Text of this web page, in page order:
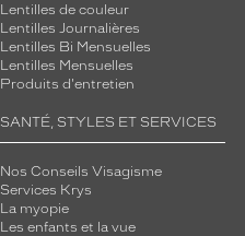
Lentilles de couleur
Lentilles Journalières
Lentilles Bi Mensuelles
Lentilles Mensuelles
Produits d'entretien
SANTÉ, STYLES ET SERVICES
Nos Conseils Visagisme
Services Krys
La myopie
Les enfants et la vue